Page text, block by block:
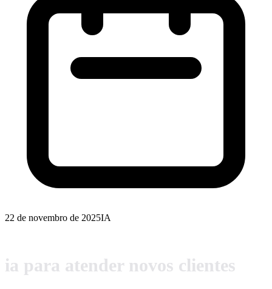
22 de novembro de 2025IA
ia para atender novos clientes